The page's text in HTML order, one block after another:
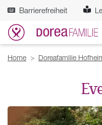
Zum Hauptinhalt springen
Barrierefreiheit
Breadcrumb
Home Doreafamilie